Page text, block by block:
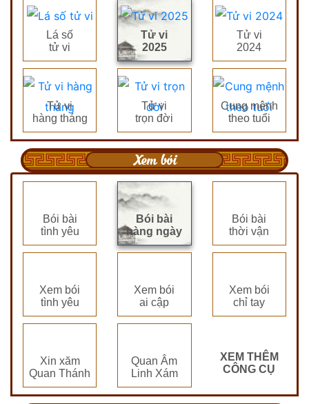
Lá số
tử vi
Tử vi
2025
Tử vi
2024
Tử vi
hàng tháng
Tử vi
trọn đời
Cung mệnh
theo tuổi
Xem bói
Bói bài
tình yêu
Bói bài
hàng ngày
Bói bài
thời vận
Xem bói
tình yêu
Xem bói
ai cập
Xem bói
chỉ tay
Xin xăm
Quan Thánh
Quan Âm
Linh Xám
XEM THÊM
CÔNG CỤ